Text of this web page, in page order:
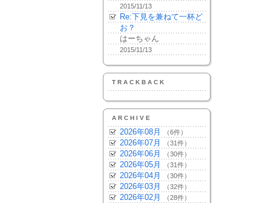
2015/11/13
Re:下見を兼ねて一杯ど
お？
はーちゃん
2015/11/13
TRACKBACK
ARCHIVE
2026年08月 （6件）
2026年07月 （31件）
2026年06月 （30件）
2026年05月 （31件）
2026年04月 （30件）
2026年03月 （32件）
2026年02月 （28件）